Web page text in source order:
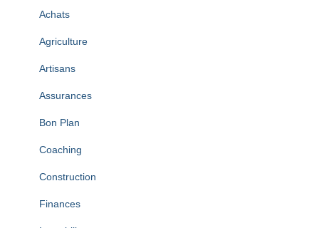
Achats
Agriculture
Artisans
Assurances
Bon Plan
Coaching
Construction
Finances